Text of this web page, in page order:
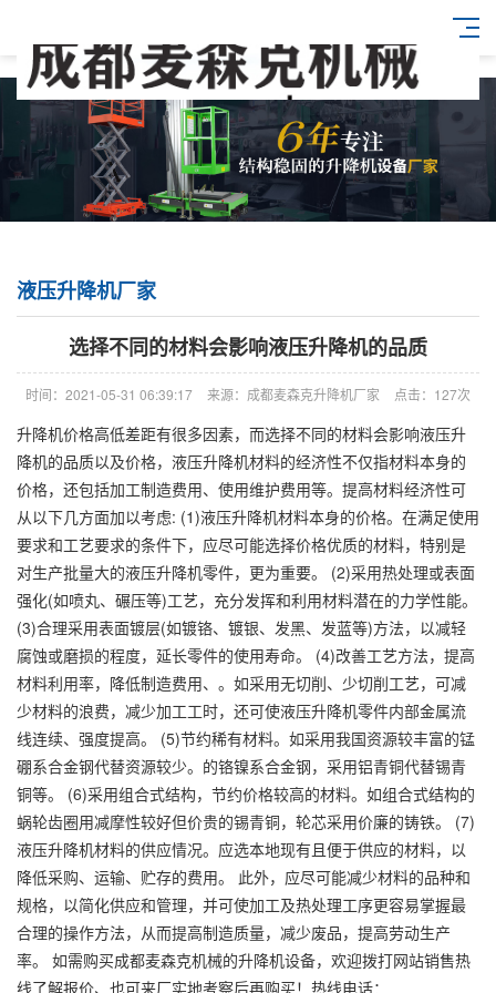
液压升降机厂家
选择不同的材料会影响液压升降机的品质
时间：2021-05-31 06:39:17 来源：成都麦森克升降机厂家 点击：127次
升降机价格高低差距有很多因素，而选择不同的材料会影响液压升
降机的品质以及价格，液压升降机材料的经济性不仅指材料本身的
价格，还包括加工制造费用、使用维护费用等。提高材料经济性可
从以下几方面加以考虑: (1)液压升降机材料本身的价格。在满足使用
要求和工艺要求的条件下，应尽可能选择价格优质的材料，特别是
对生产批量大的液压升降机零件，更为重要。 (2)采用热处理或表面
强化(如喷丸、碾压等)工艺，充分发挥和利用材料潜在的力学性能。
(3)合理采用表面镀层(如镀铬、镀银、发黑、发蓝等)方法，以减轻
腐蚀或磨损的程度，延长零件的使用寿命。 (4)改善工艺方法，提高
材料利用率，降低制造费用、。如采用无切削、少切削工艺，可减
少材料的浪费，减少加工工时，还可使液压升降机零件内部金属流
线连续、强度提高。 (5)节约稀有材料。如采用我国资源较丰富的锰
硼系合金钢代替资源较少。的铬镍系合金钢，采用铝青铜代替锡青
铜等。 (6)采用组合式结构，节约价格较高的材料。如组合式结构的
蜗轮齿圈用减摩性较好但价贵的锡青铜，轮芯采用价廉的铸铁。 (7)
液压升降机材料的供应情况。应选本地现有且便于供应的材料，以
降低采购、运输、贮存的费用。 此外，应尽可能减少材料的品种和
规格，以简化供应和管理，并可使加工及热处理工序更容易掌握最
合理的操作方法，从而提高制造质量，减少废品，提高劳动生产
率。 如需购买成都麦森克机械的升降机设备，欢迎拨打网站销售热
线了解报价、也可来厂实地考察后再购买！热线电话：